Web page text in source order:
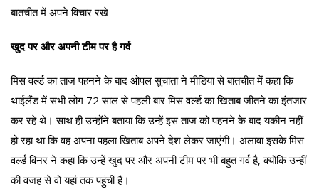
बातचीत में अपने विचार रखे-
खुद पर और अपनी टीम पर है गर्व
मिस वर्ल्ड का ताज पहनने के बाद ओपल सुचाता ने मीडिया से बातचीत में कहा कि
थाईलैंड में सभी लोग 72 साल से पहली बार मिस वर्ल्ड का खिताब जीतने का इंतजार
कर रहे थे। साथ ही उन्होंने बताया कि उन्हें इस ताज को पहनने के बाद यकीन नहीं
हो रहा था कि वह अपना पहला खिताब अपने देश लेकर जाएंगी। अलावा इसके मिस
वर्ल्ड विनर ने कहा कि उन्हें खुद पर और अपनी टीम पर भी बहुत गर्व है, क्योंकि उन्हीं
की वजह से वो यहां तक पहुंचीं हैं।